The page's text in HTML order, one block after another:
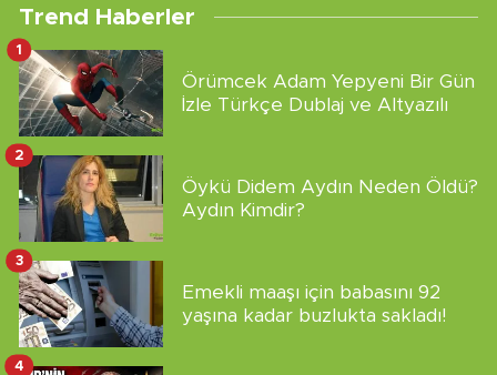
Trend Haberler
Örümcek Adam Yepyeni Bir Gün
İzle Türkçe Dublaj ve Altyazılı
1
Öykü Didem Aydın Neden Öldü?
Aydın Kimdir?
2
Emekli maaşı için babasını 92
yaşına kadar buzlukta sakladı!
3
4